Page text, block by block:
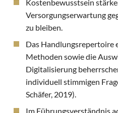
Kostenbewusstsein
Versorgungserwartung
zu bleiben.
Das Handlungsrepertoire
Methoden sowie die
Digitalisierung
individuell stimmigen
Schäfer, 2019).
Im Führungsverständnis